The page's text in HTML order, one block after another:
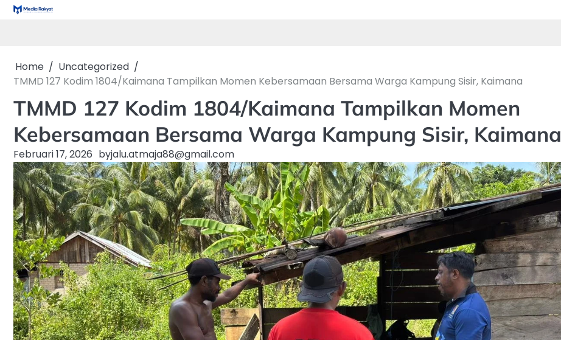
Skip
Home
Uncategorized
TMMD 127 Kodim 1804/Kaimana Tampilkan Momen Kebersamaan Bersama Warga Kampung Sisir, Kaimana
TMMD 127 Kodim 1804/Kaimana Tampilkan Momen
Kebersamaan Bersama Warga Kampung Sisir, Kaimana
Februari 17, 2026 byjalu.atmaja88@gmail.com